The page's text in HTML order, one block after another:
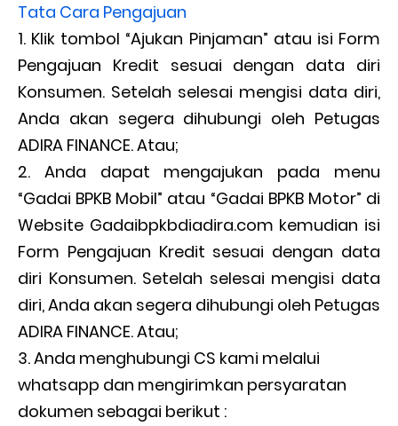
Tata Cara Pengajuan
Klik tombol “Ajukan Pinjaman” atau isi Form
Pengajuan Kredit sesuai dengan data diri
Konsumen. Setelah selesai mengisi data diri,
Anda akan segera dihubungi oleh Petugas
ADIRA FINANCE. Atau;
Anda dapat mengajukan pada menu
“Gadai BPKB Mobil” atau “Gadai BPKB Motor” di
Website Gadaibpkbdiadira.com kemudian isi
Form Pengajuan Kredit sesuai dengan data
diri Konsumen. Setelah selesai mengisi data
diri, Anda akan segera dihubungi oleh Petugas
ADIRA FINANCE. Atau;
Anda menghubungi CS kami melalui
whatsapp dan mengirimkan persyaratan
dokumen sebagai berikut :